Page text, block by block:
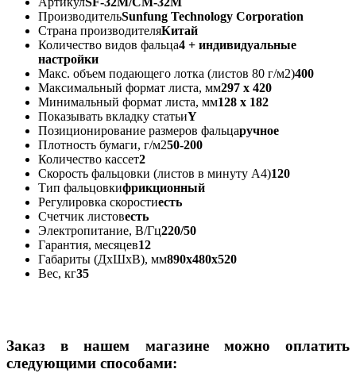
ПроизводительSunfung Technology Corporation
Страна производителяКитай
Количество видов фальца4 + индивидуальные
настройки
Макс. объем подающего лотка (листов 80 г/м2)400
Максимальный формат листа, мм297 х 420
Минимальный формат листа, мм128 х 182
Показывать вкладку статьиY
Позиционирование размеров фальцаручное
Плотность бумаги, г/м250-200
Количество кассет2
Скорость фальцовки (листов в минуту A4)120
Тип фальцовкифрикционный
Регулировка скоростиесть
Счетчик листовесть
Электропитание, В/Гц220/50
Гарантия, месяцев12
Габариты (ДхШхВ), мм890х480х520
Вес, кг35
Заказ в нашем магазине можно оплатить
следующими способами: